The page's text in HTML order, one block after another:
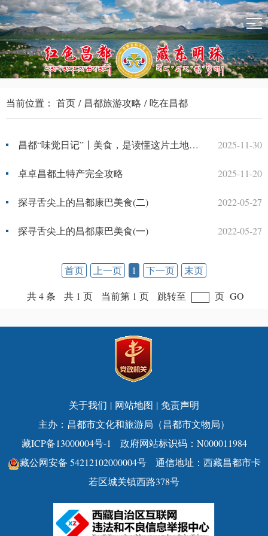
当前位置： 首页 / 昌都旅游攻略 /吃在昌都
2025-11-30
昌都“味觉日记”丨美食，是读懂这片土地最直接的方式
2025-11-20
卓卓昌都土特产完全攻略
2022-05-27
探寻舌尖上的昌都康巴美食(二)
2022-05-27
探寻舌尖上的昌都康巴美食(一)
首页 上一页 1 下一页 末页
共 4 条 共 1 页 当前第 1 页 跳转至 页 GO
关于我们 | 网站地图 | 免责声明
主办：昌都市文化和旅游局（昌都市文物局）
藏ICP备13000004号-1
政府网站标识码：N000011984
藏公网安备 54212102000004号
通信地址：西藏昌都市卡
若区城关镇西路378号